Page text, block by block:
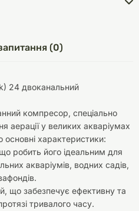
(0)
24 двоканальний
компресор, спеціально
аерації у великих акваріумах
характеристики:
робить його ідеальним для
акваріумів, водних садів,
що забезпечує ефективну та
тривалого часу.